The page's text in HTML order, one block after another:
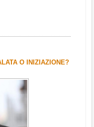
O INIZIAZIONE?